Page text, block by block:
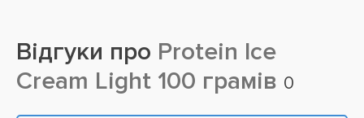
Відгуки про Protein Ice
Cream Light 100 грамів 0